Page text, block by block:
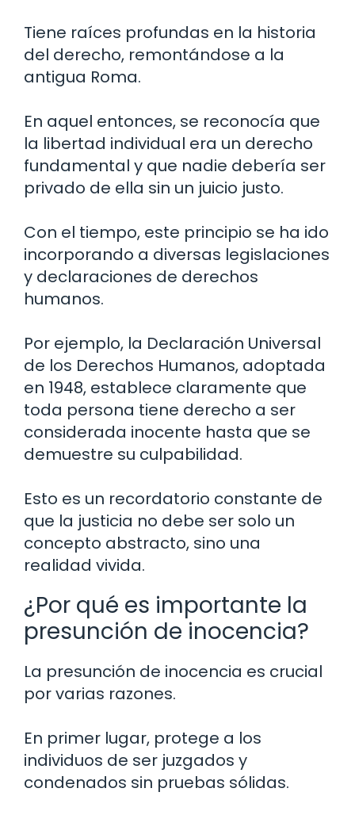
Tiene raíces profundas en la historia
del derecho, remontándose a la
antigua Roma.
En aquel entonces, se reconocía que
la libertad individual era un derecho
fundamental y que nadie debería ser
privado de ella sin un juicio justo.
Con el tiempo, este principio se ha ido
incorporando a diversas legislaciones
y declaraciones de derechos
humanos.
Por ejemplo, la Declaración Universal
de los Derechos Humanos, adoptada
en 1948, establece claramente que
toda persona tiene derecho a ser
considerada inocente hasta que se
demuestre su culpabilidad.
Esto es un recordatorio constante de
que la justicia no debe ser solo un
concepto abstracto, sino una
realidad vivida.
¿Por qué es importante la
presunción de inocencia?
La presunción de inocencia es crucial
por varias razones.
En primer lugar, protege a los
individuos de ser juzgados y
condenados sin pruebas sólidas.